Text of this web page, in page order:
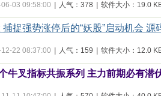
03 09:58:00 人气：378 软件大小：19.0
捉强势涨停后的“妖股”启动机会 源
22 08:37:00 人气：159 软件大小：12.0
牛叉指标共振系列 主力前期必有潜